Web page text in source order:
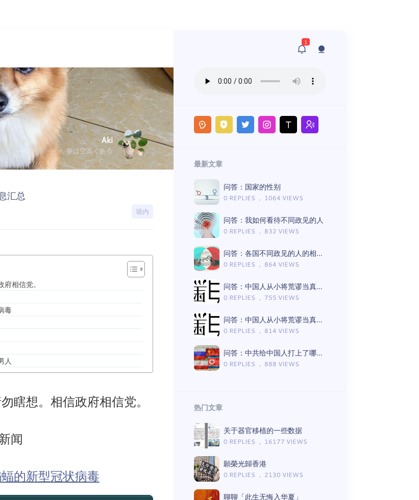
Aki
夢は空高くある
汇总
墙内
相信党。
毒
人
瞎想。相信政府相信党。
闻
的新型冠状病毒
1
最新文章
问答：国家的性别
0 REPLIES ， 1064 VIEWS
问答：我如何看待不同政见的人
0 REPLIES ， 832 VIEWS
问答：各国不同政见的人的相处模式差异
0 REPLIES ， 864 VIEWS
问答：中国人从小将荒谬当真理的言论有哪些（Gemini版）
0 REPLIES ， 755 VIEWS
问答：中国人从小将荒谬当真理的言论有哪些（ChatGPT版）
0 REPLIES ， 814 VIEWS
问答：中共给中国人打上了哪些思想钢印（Gemini版）
0 REPLIES ， 888 VIEWS
热门文章
关于器官移植的一些数据
0 REPLIES ， 16177 VIEWS
願榮光歸香港
0 REPLIES ， 2130 VIEWS
聊聊「此生无悔入华夏」